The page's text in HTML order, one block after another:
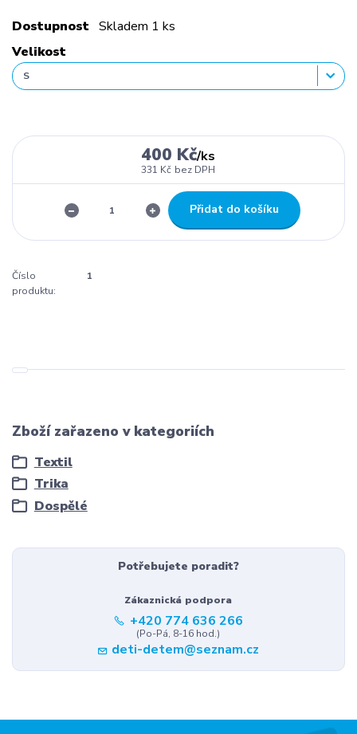
Dostupnost Skladem 1 ks
Velikost
400 Kč/ks
331 Kč bez DPH
Přidat do košíku
Číslo
produktu:
1
Zboží zařazeno v kategoriích
Textil
Trika
Dospělé
Potřebujete poradit?
Zákaznická podpora
+420 774 636 266
(Po-Pá, 8-16 hod.)
deti-detem@seznam.cz